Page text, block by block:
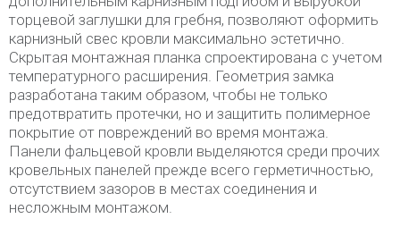
торцевой заглушки для гребня, позволяют оформить
карнизный свес кровли максимально эстетично.
Скрытая монтажная планка спроектирована с учетом
температурного расширения. Геометрия замка
разработана таким образом, чтобы не только
предотвратить протечки, но и защитить полимерное
покрытие от повреждений во время монтажа.
Панели фальцевой кровли выделяются среди прочих
кровельных панелей прежде всего герметичностью,
отсутствием зазоров в местах соединения и
несложным монтажом.